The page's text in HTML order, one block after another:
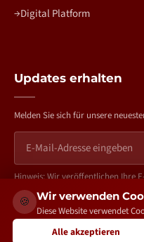
Digital Platform
Updates erhalten
Melden Sie sich für unsere
Hinweis: Wir veröffentlichen Ihre
bv-aa.de – Copyright
🍪
Wir verwenden
Diese Website verwendet
Alle akzeptieren